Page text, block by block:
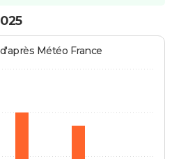
Météo France